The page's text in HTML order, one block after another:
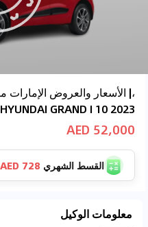
HYUNDAI GRAND I 10 2023
52,000 AED
القسط الشهري 728 AED
معلومات الوكيل